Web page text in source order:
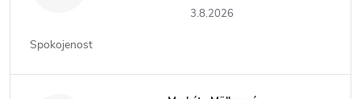
3.8.2026
Spokojenost